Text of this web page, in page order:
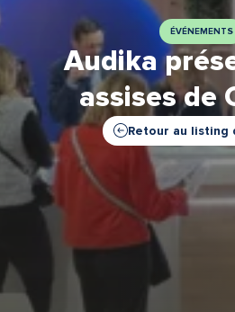
ÉVÉNEMENTS
Audika
assises de
Retour au listing